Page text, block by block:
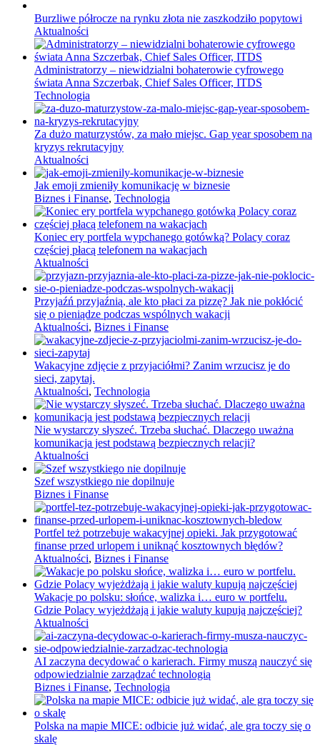
Burzliwe półrocze na rynku złota nie zaszkodziło popytowi
Aktualności
Administratorzy – niewidzialni bohaterowie cyfrowego
świata Anna Szczerbak, Chief Sales Officer, ITDS
Technologia
Za dużo maturzystów, za mało miejsc. Gap year sposobem na
kryzys rekrutacyjny
Aktualności
Jak emoji zmieniły komunikację w biznesie
Biznes i Finanse, Technologia
Koniec ery portfela wypchanego gotówką? Polacy coraz
częściej płacą telefonem na wakacjach
Aktualności
Przyjaźń przyjaźnią, ale kto płaci za pizzę? Jak nie pokłócić
się o pieniądze podczas wspólnych wakacji
Aktualności, Biznes i Finanse
Wakacyjne zdjęcie z przyjaciółmi? Zanim wrzucisz je do
sieci, zapytaj.
Aktualności, Technologia
Nie wystarczy słyszeć. Trzeba słuchać. Dlaczego uważna
komunikacja jest podstawą bezpiecznych relacji?
Aktualności
Szef wszystkiego nie dopilnuje
Biznes i Finanse
Portfel też potrzebuje wakacyjnej opieki. Jak przygotować
finanse przed urlopem i uniknąć kosztownych błędów?
Aktualności, Biznes i Finanse
Wakacje po polsku: słońce, walizka i… euro w portfelu.
Gdzie Polacy wyjeżdżają i jakie waluty kupują najczęściej?
Aktualności
AI zaczyna decydować o karierach. Firmy muszą nauczyć się
odpowiedzialnie zarządzać technologią
Biznes i Finanse, Technologia
Polska na mapie MICE: odbicie już widać, ale gra toczy się o
skalę